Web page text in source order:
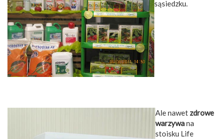
sąsiedzku.
Ale nawet zdrowe
warzywana
stoisku Life